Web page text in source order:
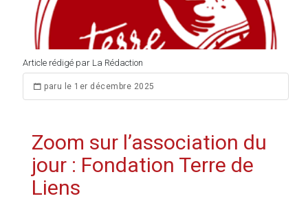
Article rédigé par La Rédaction
paru le 1er décembre 2025
Zoom sur l’association du
jour : Fondation Terre de
Liens